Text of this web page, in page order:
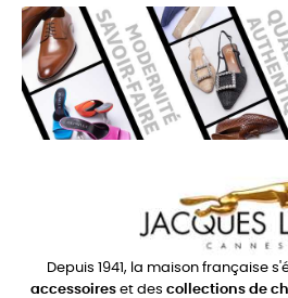
Depuis 1941, la maison française
accessoires et des collections de